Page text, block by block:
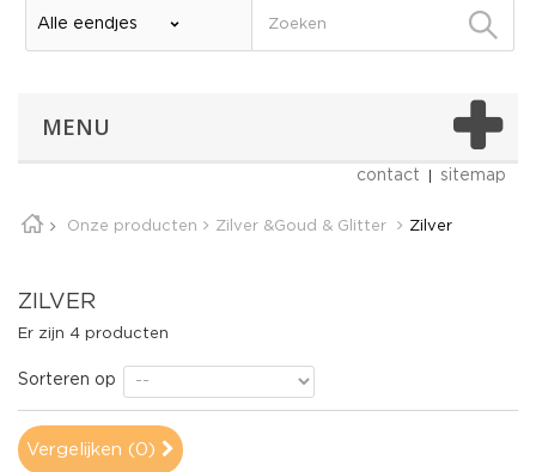
MENU
contact sitemap
Onze producten Zilver &Goud & Glitter Zilver
ZILVER
Er zijn 4 producten
Sorteren op
Vergelijken (0)